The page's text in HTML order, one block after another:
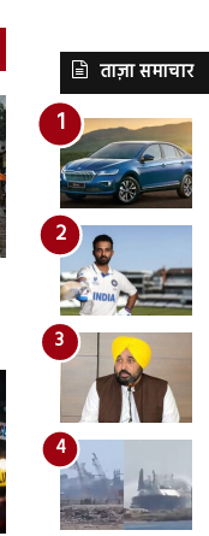
ताज़ा समाचार